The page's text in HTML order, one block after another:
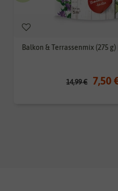
Balkon & Terrassenmix (275
14,99 € 7,50